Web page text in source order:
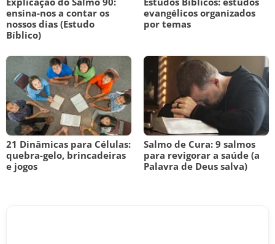
ensina-nos a contar os
nossos dias (Estudo
Bíblico)
evangélicos organizados
por temas
21 Dinâmicas para Células:
quebra-gelo, brincadeiras
e jogos
Salmo de Cura: 9 salmos
para revigorar a saúde (a
Palavra de Deus salva)